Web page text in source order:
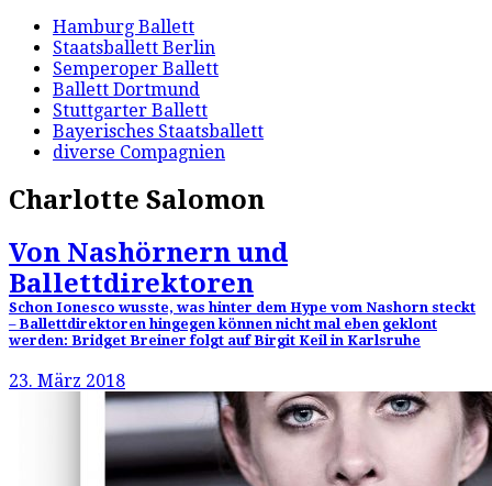
Hamburg Ballett
Staatsballett Berlin
Semperoper Ballett
Ballett Dortmund
Stuttgarter Ballett
Bayerisches Staatsballett
diverse Compagnien
Charlotte Salomon
Von Nashörnern und
Ballettdirektoren
Schon Ionesco wusste, was hinter dem Hype vom Nashorn steckt
– Ballettdirektoren hingegen können nicht mal eben geklont
werden: Bridget Breiner folgt auf Birgit Keil in Karlsruhe
23. März 2018